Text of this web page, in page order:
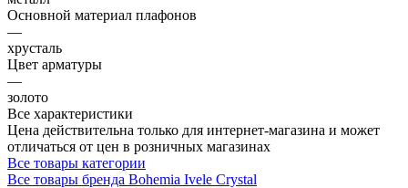
Основной материал плафонов
—
хрусталь
Цвет арматуры
—
золото
Все характеристики
Цена действительна только для интернет-магазина и может
отличаться от цен в розничных магазинах
Все товары категории
Все товары бренда Bohemia Ivele Crystal